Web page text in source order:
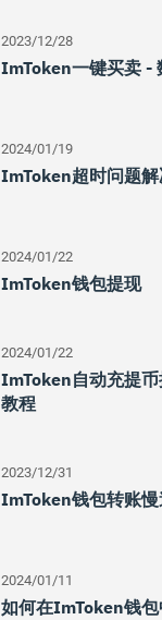
2023/12/28
ImToken一键买卖 -
2024/01/19
ImToken超时问题
2024/01/22
ImToken钱包提现
2024/01/22
ImToken自动充提
教程
2023/12/31
ImToken钱包转账
2024/01/11
如何在imToken钱